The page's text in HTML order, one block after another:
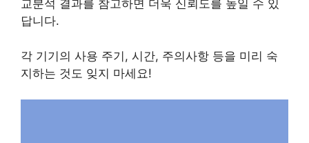
교분석 결과를 참고하면 더욱 신뢰도를 높일 수 있
답니다.
각 기기의 사용 주기, 시간, 주의사항 등을 미리 숙
지하는 것도 잊지 마세요!